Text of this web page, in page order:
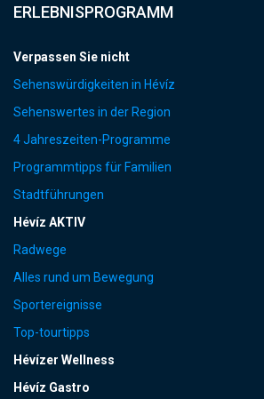
ERLEBNISPROGRAMM
Verpassen Sie nicht
Sehenswürdigkeiten in Hévíz
Sehenswertes in der Region
4 Jahreszeiten-Programme
Programmtipps für Familien
Stadtführungen
Hévíz AKTIV
Radwege
Alles rund um Bewegung
Sportereignisse
Top-tourtipps
Hévízer Wellness
Hévíz Gastro